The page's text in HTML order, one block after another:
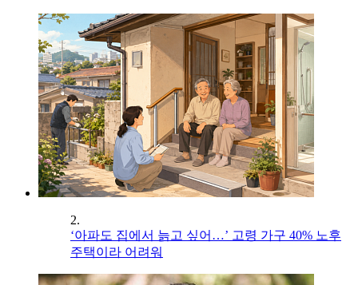
2.
‘아파도 집에서 늙고 싶어…’ 고령 가구 40% 노후
주택이라 어려워